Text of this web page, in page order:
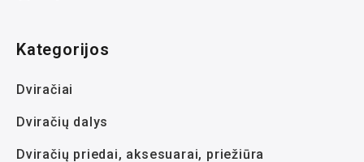
Kategorijos
Dviračiai
Dviračių dalys
Dviračių priedai, aksesuarai, priežiūra